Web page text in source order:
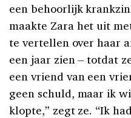
een behoorlijk
maakte Zara het uit
te vertellen over haar
een jaar zien – totdat
een vriend van een
geen schuld, maar ik
klopte,” zegt ze. “Ik